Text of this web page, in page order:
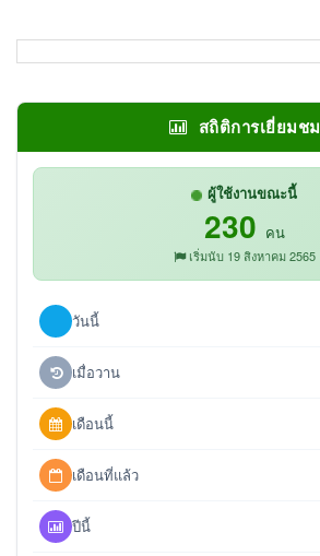
สถิติการเยี่ยมชม
ผู้ใช้งานขณะนี้
230 คน
เริ่มนับ 19 สิงหาคม 2565
วันนี้
เมื่อวาน
เดือนนี้
เดือนที่แล้ว
ปีนี้